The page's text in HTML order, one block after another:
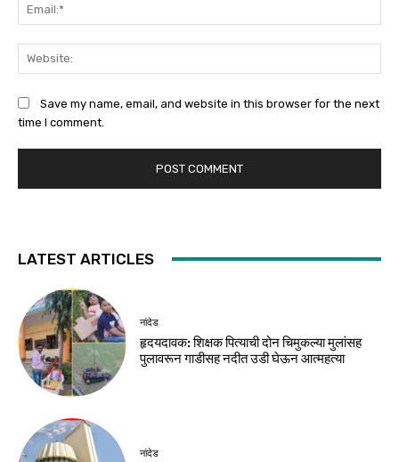
Save my name, email, and website in this browser for the next
time I comment.
LATEST ARTICLES
नांदेड
हृदयदावक: शिक्षक पित्याची दोन चिमुकल्या मुलांसह
पुलावरून गाडीसह नदीत उडी घेऊन आत्महत्या
नांदेड